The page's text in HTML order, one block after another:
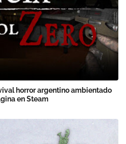
horror argentino ambientado
en Steam